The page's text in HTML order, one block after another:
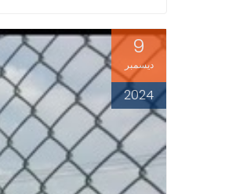
9
ديسمبر
2024